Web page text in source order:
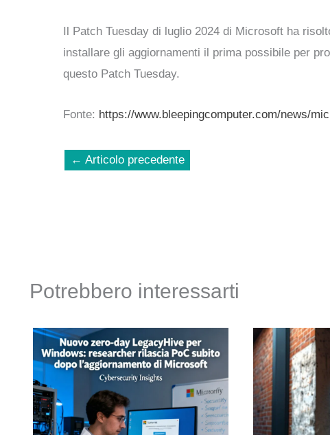
Il Patch Tuesday di luglio 2024 di Microsoft ha
installare gli aggiornamenti il prima possibile per
questo Patch Tuesday.
Fonte: https://www.bleepingcomputer.com/news/
← Articolo precedente
Potrebbero interessarti